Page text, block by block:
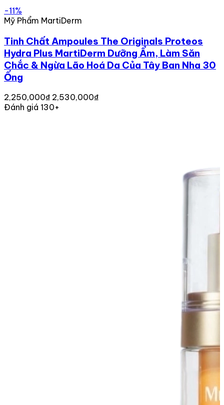
-11%
Mỹ Phẩm MartiDerm
Tinh Chất Ampoules The Originals Proteos
Hydra Plus MartiDerm Dưỡng Ẩm, Làm Săn
Chắc & Ngừa Lão Hoá Da Của Tây Ban Nha 30
Ống
2,250,000₫ 2,530,000₫
Đánh giá 130+